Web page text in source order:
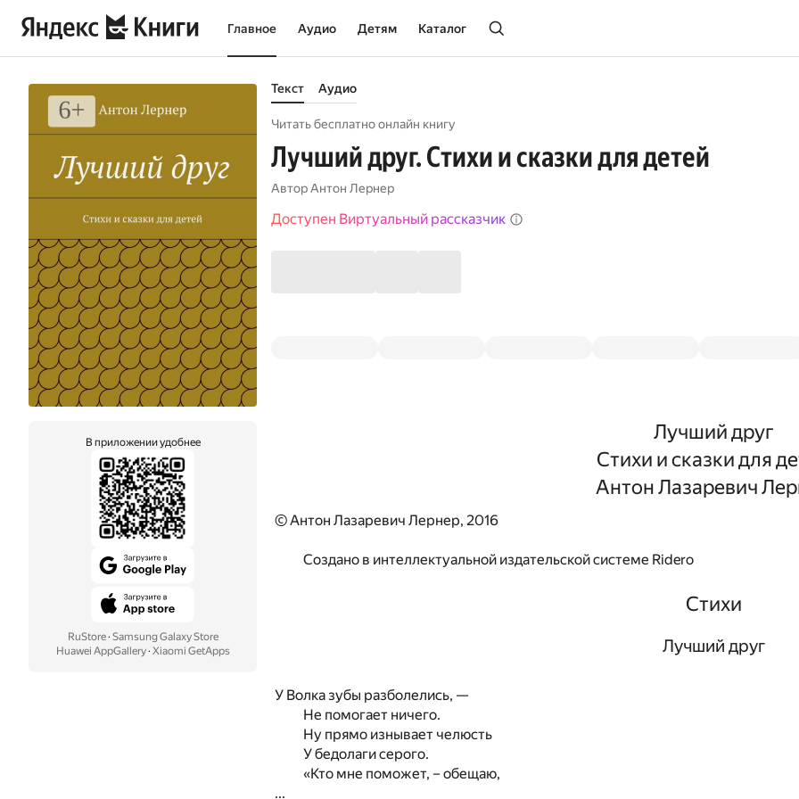
Главное Аудио Детям Каталог
В приложении удобнее
RuStore· Samsung Galaxy Store
Huawei AppGallery· Xiaomi GetApps
Текст Аудио
Читать бесплатно онлайн книгу
Лучший друг. Стихи и сказки для детей
АвторАнтон Лернер
Доступен Виртуальный рассказчик
Лучший друг
Стихи и сказки для
Антон Лазаревич
© Антон Лазаревич Лернер, 2016
Создано в интеллектуальной издательской системе Ridero
Стихи
Лучший друг
У Волка зубы разболелись, —
Не помогает ничего.
Ну прямо изнывает челюсть
У бедолаги серого.
«Кто мне поможет, – обещаю,
...